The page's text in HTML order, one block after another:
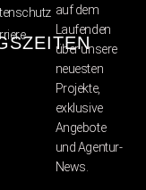
auf dem
Laufenden
über unsere
neuesten
Projekte,
exklusive
Angebote
und Agentur-
News.